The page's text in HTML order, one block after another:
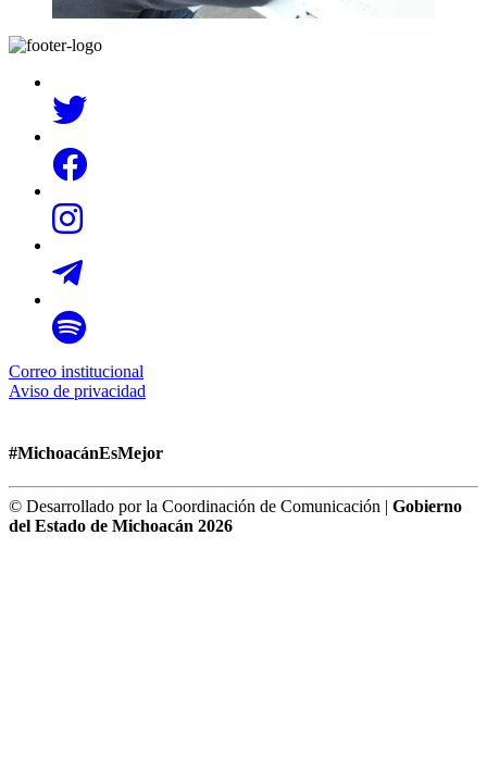
Correo institucional
Aviso de privacidad
#MichoacánEsMejor
© Desarrollado por la Coordinación de Comunicación | Gobierno
del Estado de Michoacán 2026